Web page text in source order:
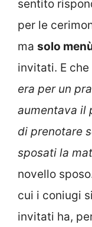
sentito
per le
ma solo
invitati. E che
era per un
aumentava il
di prenotare
sposati la
novello
cui i coniugi
invitati ha,